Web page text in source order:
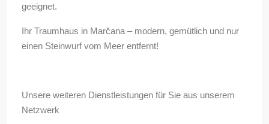
geeignet.
Ihr Traumhaus in Marčana – modern, gemütlich und nur
einen Steinwurf vom Meer entfernt!
Unsere weiteren Dienstleistungen für Sie aus unserem
Netzwerk